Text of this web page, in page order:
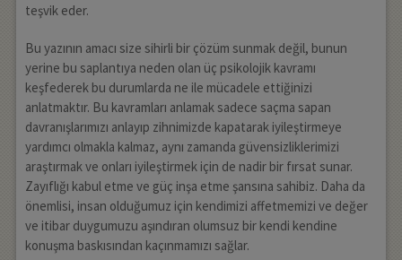
teşvik eder.
Bu yazının amacı size sihirli bir çözüm sunmak değil, bunun
yerine bu saplantıya neden olan üç psikolojik kavramı
keşfederek bu durumlarda ne ile mücadele ettiğinizi
anlatmaktır. Bu kavramları anlamak sadece saçma sapan
davranışlarımızı anlayıp zihnimizde kapatarak iyileştirmeye
yardımcı olmakla kalmaz, aynı zamanda güvensizliklerimizi
araştırmak ve onları iyileştirmek için de nadir bir fırsat sunar.
Zayıflığı kabul etme ve güç inşa etme şansına sahibiz. Daha da
önemlisi, insan olduğumuz için kendimizi affetmemizi ve değer
ve itibar duygumuzu aşındıran olumsuz bir kendi kendine
konuşma baskısından kaçınmamızı sağlar.